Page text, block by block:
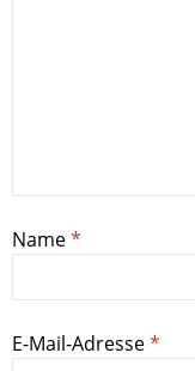
Name*
E-Mail-Adresse*